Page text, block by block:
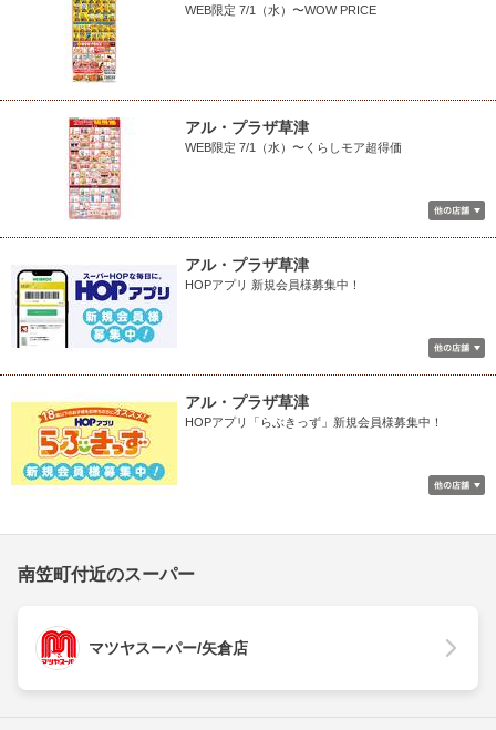
WEB限定 7/1（水）〜WOW PRICE
アル・プラザ草津
WEB限定 7/1（水）〜くらしモア超得価
アル・プラザ草津
HOPアプリ 新規会員様募集中！
アル・プラザ草津
HOPアプリ「らぶきっず」新規会員様募集中！
南笠町付近のスーパー
マツヤスーパー/矢倉店